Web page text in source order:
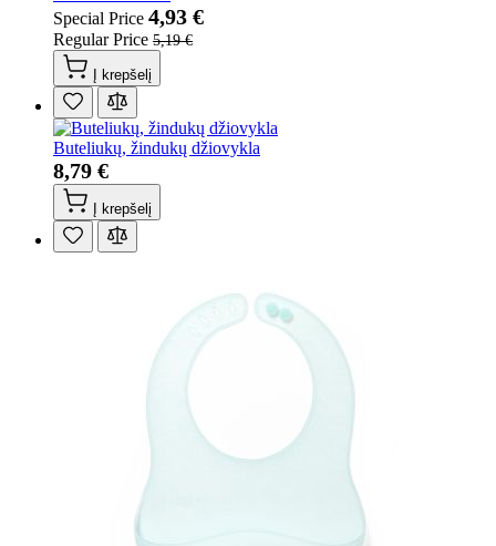
Special Price 4,93 €
Regular Price 5,19 €
Į krepšelį
Buteliukų, žindukų džiovykla
8,79 €
Į krepšelį